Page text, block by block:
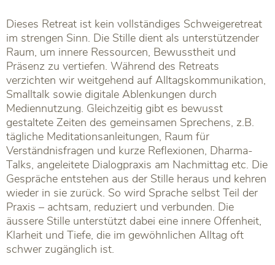
Dieses Retreat ist kein vollständiges Schweigeretreat
im strengen Sinn. Die Stille dient als unterstützender
Raum, um innere Ressourcen, Bewusstheit und
Präsenz zu vertiefen. Während des Retreats
verzichten wir weitgehend auf Alltagskommunikation,
Smalltalk sowie digitale Ablenkungen durch
Mediennutzung. Gleichzeitig gibt es bewusst
gestaltete Zeiten des gemeinsamen Sprechens, z.B.
tägliche Meditationsanleitungen, Raum für
Verständnisfragen und kurze Reflexionen, Dharma-
Talks, angeleitete Dialogpraxis am Nachmittag etc. Die
Gespräche entstehen aus der Stille heraus und kehren
wieder in sie zurück. So wird Sprache selbst Teil der
Praxis – achtsam, reduziert und verbunden. Die
äussere Stille unterstützt dabei eine innere Offenheit,
Klarheit und Tiefe, die im gewöhnlichen Alltag oft
schwer zugänglich ist.